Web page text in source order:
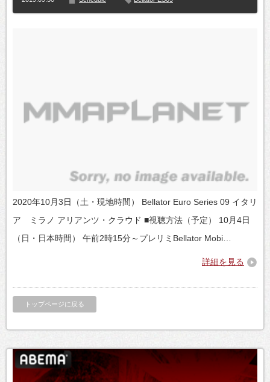
2020年10月3日（土・現地時間） Bellator Euro Series 09 イタリ
ア ミラノ アリアンツ・クラウド ■視聴方法（予定） 10月4日
（日・日本時間） 午前2時15分～プレリミBellator Mobi…
詳細を見る
トップページに戻る